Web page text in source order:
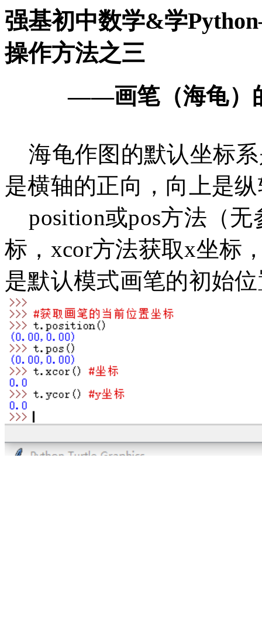
强基初中数学&学
操作方法之三
——画笔（海龟）
海龟作图的默认坐标
是横轴的正向，向上是
position或pos方法（无
标，xcor方法获取x坐标
是默认模式画笔的初始